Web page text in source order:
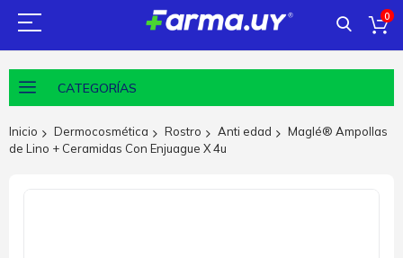
0
CATEGORÍAS
Inicio Dermocosmética Rostro Anti edad
Maglé® Ampollas
de Lino + Ceramidas Con Enjuague X 4u